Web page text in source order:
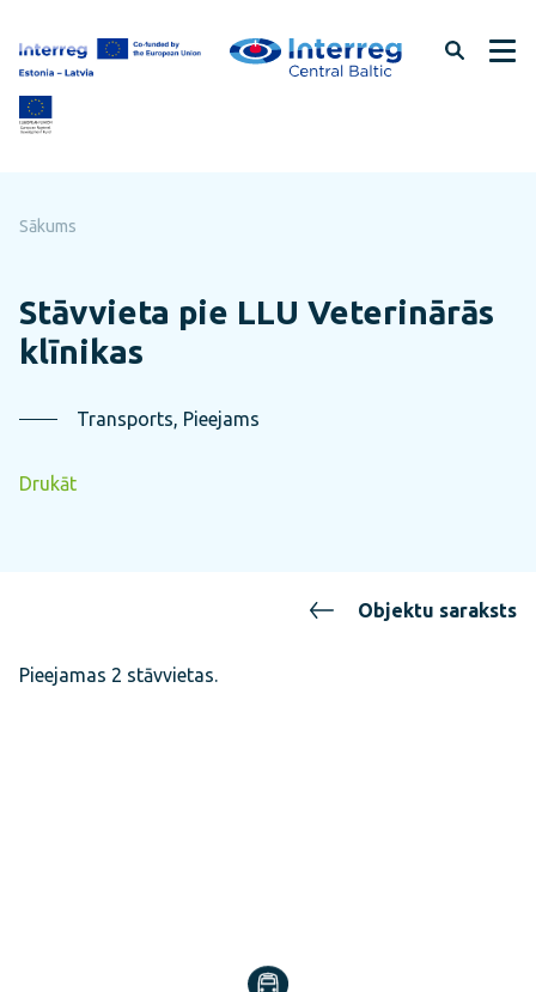
uz
lapas
saturu
Sākums
Stāvvieta pie LLU Veterinārās
klīnikas
Transports, Pieejams
Drukāt
Objektu saraksts
Pieejamas 2 stāvvietas.